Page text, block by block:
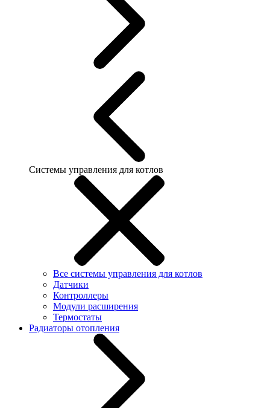
Системы управления для котлов
Все системы управления для котлов
Датчики
Контроллеры
Модули расширения
Термостаты
Радиаторы отопления